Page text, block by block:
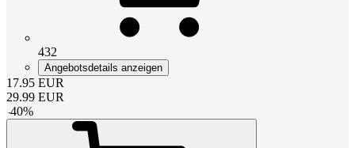
432
Angebotsdetails anzeigen
17.95 EUR
29.99 EUR
-40%